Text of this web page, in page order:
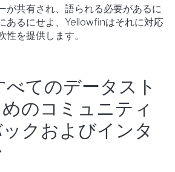
が共有され、語られる必要があるに
あるにせよ、Yellowfinはそれに対応
を提供します。
てのデータスト
のコミュニティ
クおよびインタ